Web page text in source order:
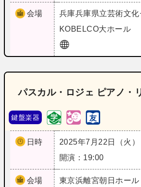
会場 兵庫兵庫県立芸術文化
KOBELCO大ホール
パスカル・ロジェ ピアノ・
鍵盤楽器
日時
2025年7月22日（火）
開演：19:00
会場 東京浜離宮朝日ホー